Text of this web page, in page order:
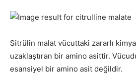
Sitrülin malat vücuttaki zararlı
uzaklaştıran bir amino asittir.
esansiyel bir amino asit değildir.